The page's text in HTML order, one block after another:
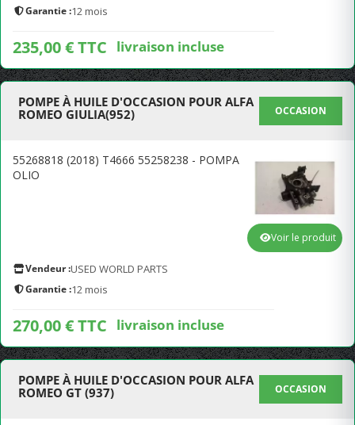
Garantie :12 mois
235,00 € TTC livraison incluse
POMPE À HUILE D'OCCASION POUR ALFA
ROMEO GIULIA(952)
OCCASION
55268818 (2018) T4666 55258238 - POMPA
OLIO
Vendeur :USED WORLD PARTS
Garantie :12 mois
270,00 € TTC livraison incluse
Voir le produit
POMPE À HUILE D'OCCASION POUR ALFA
ROMEO GT (937)
OCCASION